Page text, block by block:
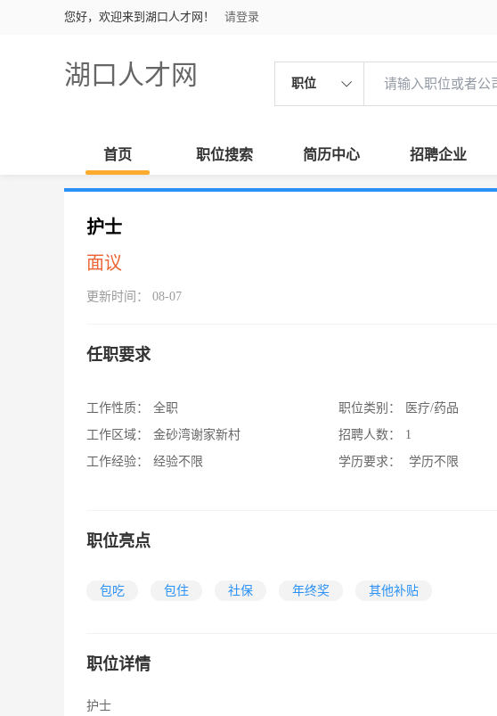
您好，欢迎来到湖口人才网！ 请登录
湖口人才网 职位
首页 职位搜索 简历中心 招聘企业
护士
面议
更新时间： 08-07
任职要求
工作性质：
全职
工作区域：
金砂湾谢家新村
工作经验：
经验不限
职位类别：
医疗/药品
招聘人数：
1
学历要求：
学历不限
职位亮点
包吃 包住 社保 年终奖 其他补贴
职位详情
护士